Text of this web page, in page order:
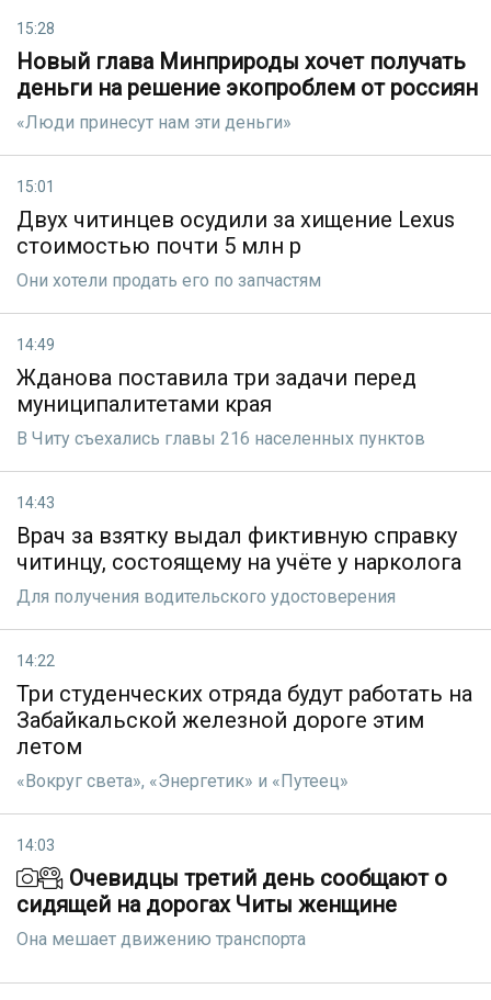
15:28
Новый глава Минприроды хочет получать
деньги на решение экопроблем от россиян
«Люди принесут нам эти деньги»
15:01
Двух читинцев осудили за хищение Lexus
стоимостью почти 5 млн р
Они хотели продать его по запчастям
14:49
Жданова поставила три задачи перед
муниципалитетами края
В Читу съехались главы 216 населенных пунктов
14:43
Врач за взятку выдал фиктивную справку
читинцу, состоящему на учёте у нарколога
Для получения водительского удостоверения
14:22
Три студенческих отряда будут работать на
Забайкальской железной дороге этим
летом
«Вокруг света», «Энергетик» и «Путеец»
14:03
Очевидцы третий день сообщают о
сидящей на дорогах Читы женщине
Она мешает движению транспорта